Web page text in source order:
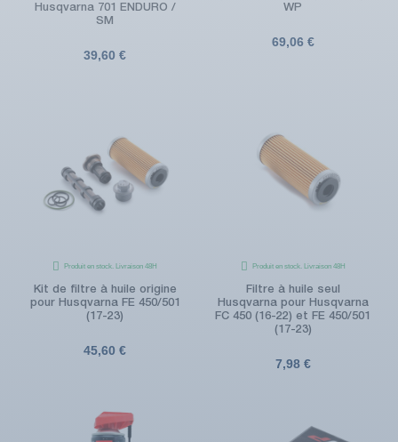
Husqvarna 701 ENDURO /
SM
39,60 €
WP
69,06 €
Produit en stock. Livraison 48H
Kit de filtre à huile origine
pour Husqvarna FE 450/501
(17-23)
45,60 €
Produit en stock. Livraison 48H
Filtre à huile seul
Husqvarna pour Husqvarna
FC 450 (16-22) et FE 450/501
(17-23)
7,98 €